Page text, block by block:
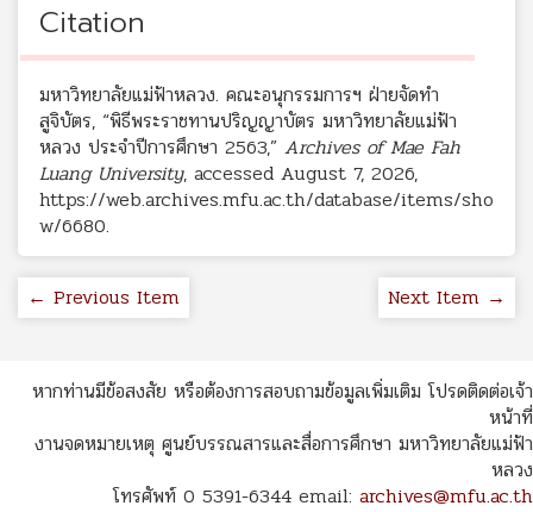
Citation
มหาวิทยาลัยแม่ฟ้าหลวง. คณะอนุกรรมการฯ ฝ่ายจัดทำ
สูจิบัตร, “พิธีพระราชทานปริญญาบัตร มหาวิทยาลัยแม่ฟ้า
หลวง ประจำปีการศึกษา 2563,” Archives of Mae Fah
Luang University, accessed August 7, 2026,
https://web.archives.mfu.ac.th/database/items/sho
w/6680.
← Previous Item Next Item →
หากท่านมีข้อสงสัย หรือต้องการสอบถามข้อมูลเพิ่มเติม โปรดติดต่อเจ้า
หน้าที่
งานจดหมายเหตุ ศูนย์บรรณสารและสื่อการศึกษา มหาวิทยาลัยแม่ฟ้า
หลวง
โทรศัพท์ 0 5391-6344 email: archives@mfu.ac.th